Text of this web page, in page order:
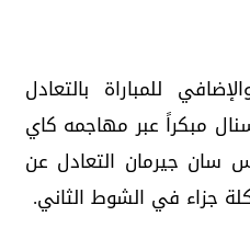
للمباراة بالتعادل
آرسنال مبكراً عبر مهاجمه كاي
سان جيرمان التعادل عن
جزاء في الشوط الثاني.